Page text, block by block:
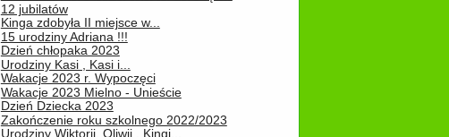
12 jubilatów
Kinga zdobyła II miejsce w...
15 urodziny Adriana !!!
Dzień chłopaka 2023
Urodziny Kasi , Kasi i...
Wakacje 2023 r. Wypoczęci
Wakacje 2023 Mielno - Unieście
Dzień Dziecka 2023
Zakończenie roku szkolnego 2022/2023
Urodziny Wiktorii, Oliwii , Kingi...